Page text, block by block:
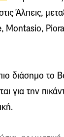
Άλπεις,
διάσημο το
για την